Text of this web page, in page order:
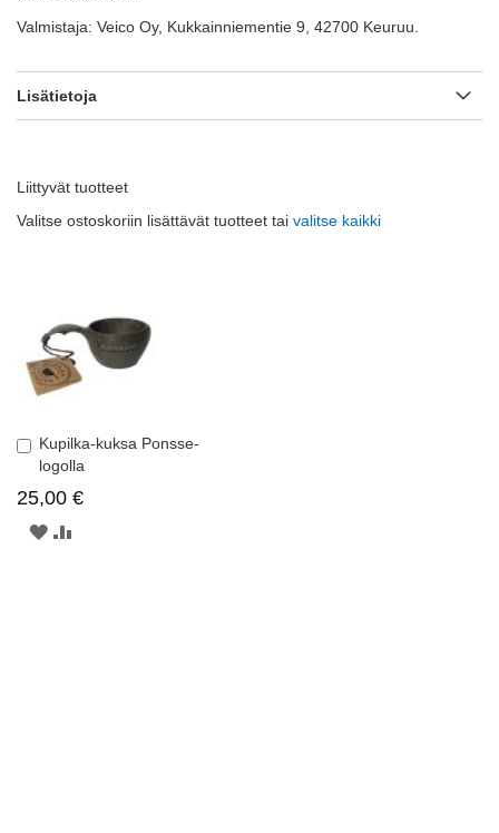
Valmistaja: Veico Oy, Kukkainniementie 9, 42700 Keuruu.
Lisätietoja
Liittyvät tuotteet
Valitse ostoskoriin lisättävät tuotteet tai valitse kaikki
Kupilka-kuksa Ponsse-
logolla
25,00 €
Lisää
ostoskoriin
MUISTILISTAAN